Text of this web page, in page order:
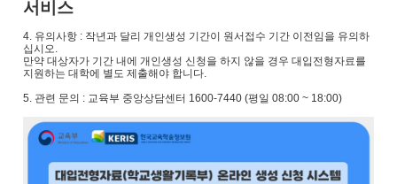
서비스
4. 유의사항 : 작년과 달리 개인생성 기간이 원서접수 기간 이전임을 유의하
십시오.
만약 대상자가 기간 내에 개인생성 신청을 하지 않을 경우 대입전형자료를
지원하는 대학에 별도 제출해야 합니다.​
5. 관련 문의 : ​교육부 중앙상담센터 1600-7440 (평일 08:00 ~ 18:00)